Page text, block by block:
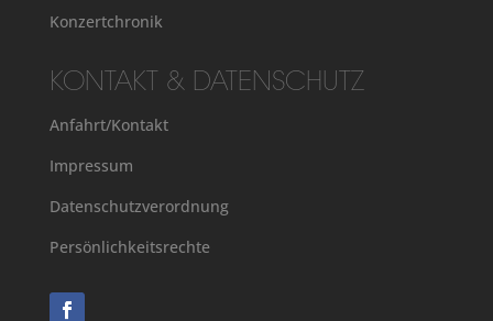
Konzertchronik
KONTAKT & DATENSCHUTZ
Anfahrt/Kontakt
Impressum
Datenschutzverordnung
Persönlichkeitsrechte